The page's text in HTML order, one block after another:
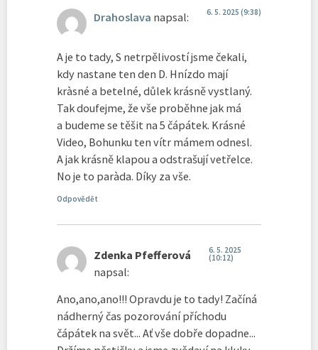
Drahoslava napsal: 6. 5. 2025 (9:38)
A je to tady, S netrpělivostí jsme čekali,
kdy nastane ten den D. Hnízdo mají
kràsné a betelné, důlek krásně vystlaný.
Tak doufejme, že vše proběhne jak má
a budeme se těšit na 5 čápátek. Krásné
Video, Bohunku ten vítr mámem odnesl.
A jak krásně klapou a odstrašují vetřelce.
No je to paràda. Díky za vše.
Odpovědět
Zdenka Pfefferová
napsal:
6. 5. 2025
(10:12)
Ano,ano,ano!!! Opravdu je to tady! Začíná
nádherný čas pozorování příchodu
čápátek na svět... Ať vše dobře dopadne...